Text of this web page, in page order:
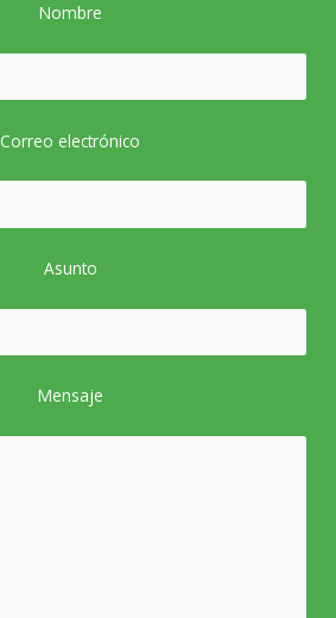
Nombre
Correo electrónico
Asunto
Mensaje